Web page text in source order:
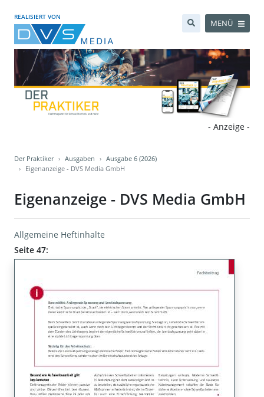
REALISIERT VON
MENÜ
- Anzeige -
Der Praktiker Ausgaben
Ausgabe 6 (2026)
Eigenanzeige - DVS Media GmbH
Eigenanzeige - DVS Media GmbH
Allgemeine Heftinhalte
Seite 47: